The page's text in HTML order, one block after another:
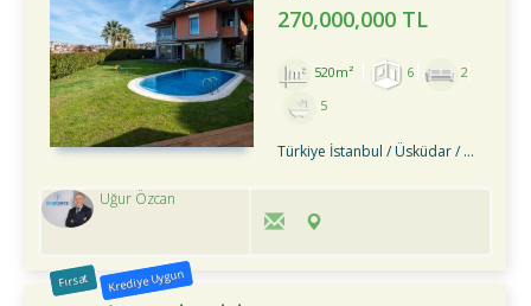
270,000,000 TL
520m² 6
2
5
Türkiye İstanbul / Üsküdar/ Çengelköy
Uğur Özcan
Fırsat Krediye Uygun